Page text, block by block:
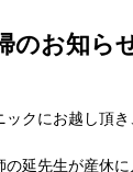
のお知ら
クにお越し頂き
の延先生が産休に